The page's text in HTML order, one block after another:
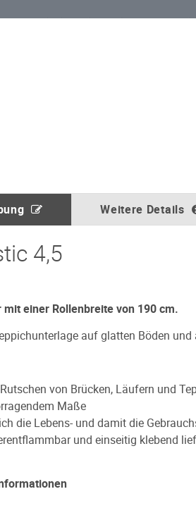
Weitere Details
4,5
einer Rollenbreite von 190 cm.
auf glatten Böden
von Brücken, Läufern und
Maße
die Lebens- und damit die
und einseitig klebend